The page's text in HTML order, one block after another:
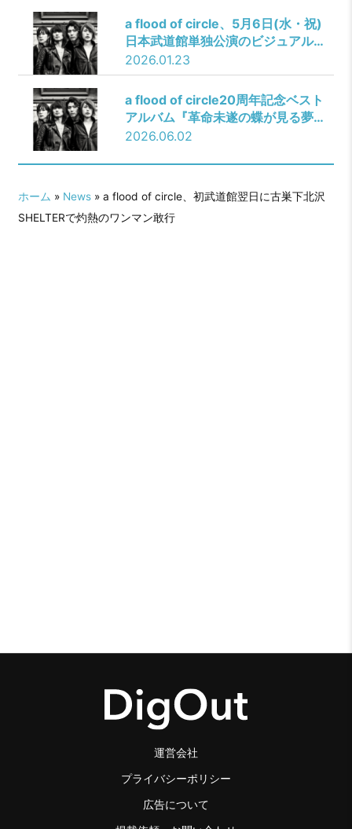
a flood of circle、5月6日(水・祝)
日本武道館単独公演のビジュアル公
開！
2026.01.23
a flood of circle20周年記念ベスト
アルバム『革命未遂の蝶が見る夢』
を8月5日に発売！U-NEXTでのライ
2026.06.02
ホーム » News» a flood of circle、初武道館翌日に古巣下北沢
SHELTERで灼熱のワンマン敢行
運営会社
プライバシーポリシー
広告について